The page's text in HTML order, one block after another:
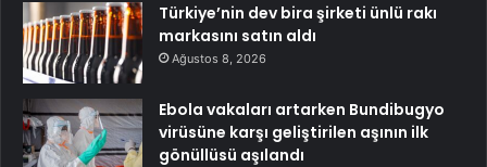
Türkiye’nin dev bira şirketi ünlü rakı
markasını satın aldı
Ağustos 8, 2026
Ebola vakaları artarken Bundibugyo
virüsüne karşı geliştirilen aşının ilk
gönüllüsü aşılandı